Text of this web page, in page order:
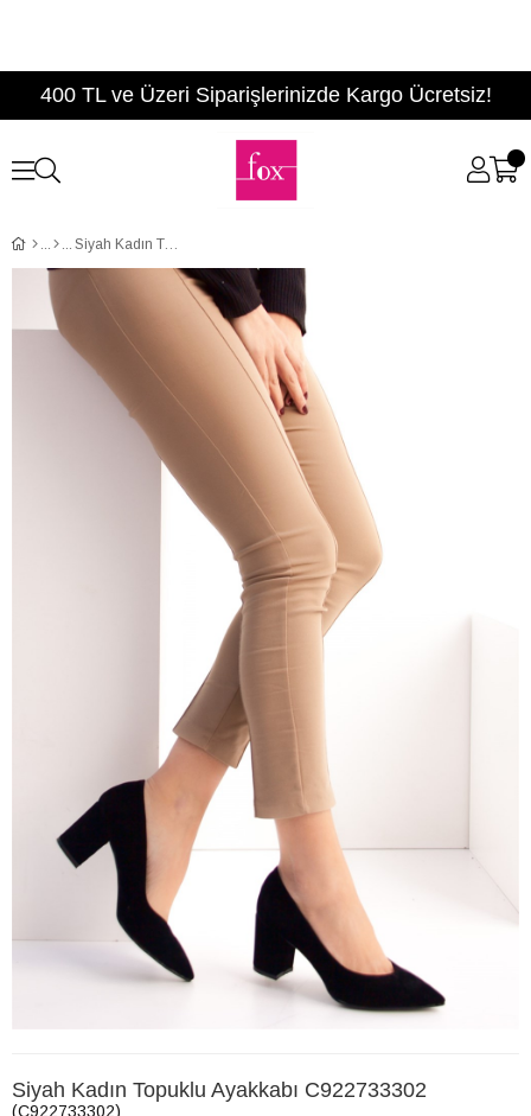
400 TL ve Üzeri Siparişlerinizde Kargo Ücretsiz!
Siyah Kadın Topuklu Ayakkabı C922733302
Siyah Kadın Topuklu Ayakkabı C922733302
(C922733302)